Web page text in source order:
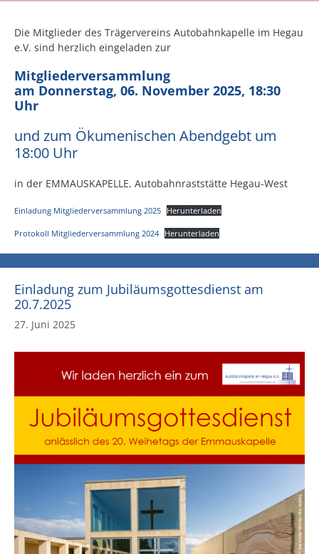
Die Mitglieder des Trägervereins Autobahnkapelle im Hegau
e.V. sind herzlich eingeladen zur
Mitgliederversammlung
am Donnerstag, 06. November 2025, 18:30
Uhr
und zum Ökumenischen Abendgebt um
18:00 Uhr
in der EMMAUSKAPELLE, Autobahnraststätte Hegau-West
Einladung Mitgliederversammlung 2025 Herunterladen
Protokoll Mitgliederversammlung 2024 Herunterladen
Einladung zum Jubiläumsgottesdienst am
20.7.2025
27. Juni 2025